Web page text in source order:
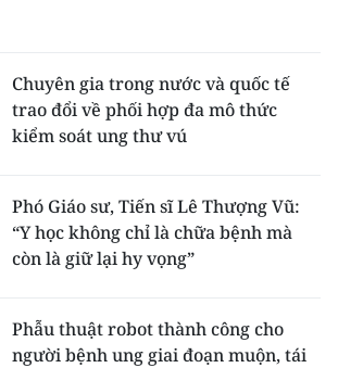
Chuyên gia trong nước và quốc tế
trao đổi về phối hợp đa mô thức
kiểm soát ung thư vú
Phó Giáo sư, Tiến sĩ Lê Thượng Vũ:
“Y học không chỉ là chữa bệnh mà
còn là giữ lại hy vọng”
Phẫu thuật robot thành công cho
người bệnh ung giai đoạn muộn, tái